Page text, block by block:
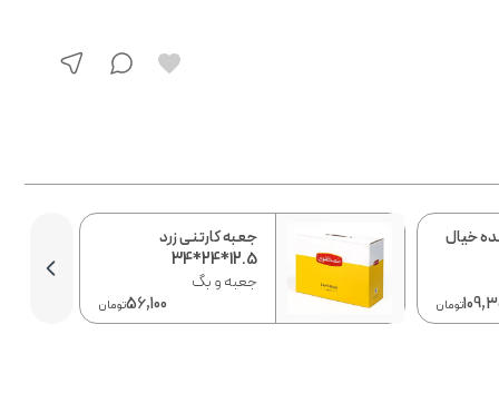
خیال
تومان
جعبه کارتنی زرد
12.5*24*34
جعبه و بگ
56,100تومان